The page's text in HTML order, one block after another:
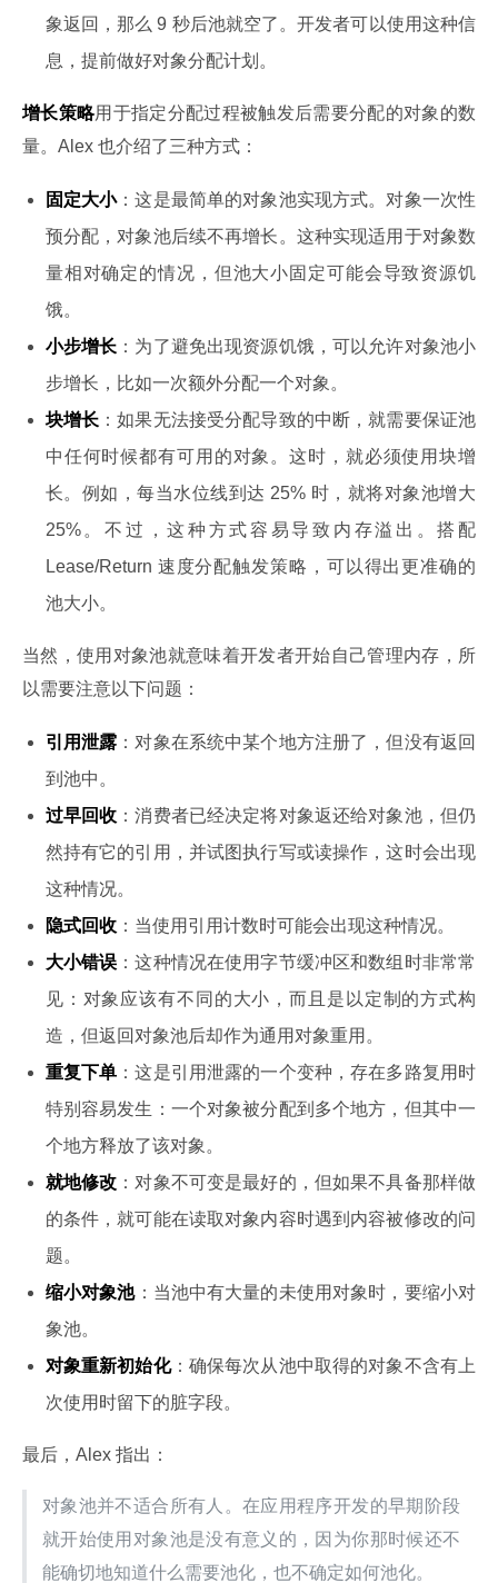
象返回，那么 9 秒后池就空了。开发者可以使用这种信
息，提前做好对象分配计划。
增长策略用于指定分配过程被触发后需要分配的对象的数
量。Alex 也介绍了三种方式：
固定大小：这是最简单的对象池实现方式。对象一次性
预分配，对象池后续不再增长。这种实现适用于对象数
量相对确定的情况，但池大小固定可能会导致资源饥
饿。
小步增长 ：为了避免出现资源饥饿，可以允许对象池小
步增长，比如一次额外分配一个对象。
块增长 ：如果无法接受分配导致的中断，就需要保证池
中任何时候都有可用的对象。这时，就必须使用块增
长。例如，每当水位线到达 25% 时，就将对象池增大
25%。不过，这种方式容易导致内存溢出。搭配
Lease/Return 速度分配触发策略，可以得出更准确的
池大小。
当然，使用对象池就意味着开发者开始自己管理内存，所
以需要注意以下问题：
引用泄露 ：对象在系统中某个地方注册了，但没有返回
到池中。
过早回收 ：消费者已经决定将对象返还给对象池，但仍
然持有它的引用，并试图执行写或读操作，这时会出现
这种情况。
隐式回收：当使用引用计数时可能会出现这种情况。
大小错误 ：这种情况在使用字节缓冲区和数组时非常常
见：对象应该有不同的大小，而且是以定制的方式构
造，但返回对象池后却作为通用对象重用。
重复下单 ：这是引用泄露的一个变种，存在多路复用时
特别容易发生：一个对象被分配到多个地方，但其中一
个地方释放了该对象。
就地修改 ：对象不可变是最好的，但如果不具备那样做
的条件，就可能在读取对象内容时遇到内容被修改的问
题。
缩小对象池：当池中有大量的未使用对象时，要缩小对
象池。
对象重新初始化：确保每次从池中取得的对象不含有上
次使用时留下的脏字段。
最后，Alex 指出：
对象池并不适合所有人。在应用程序开发的早期阶段
就开始使用对象池是没有意义的，因为你那时候还不
能确切地知道什么需要池化，也不确定如何池化。